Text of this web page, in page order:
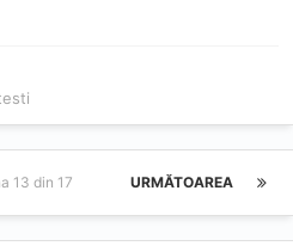
URMĂTOAREA
13 din 17